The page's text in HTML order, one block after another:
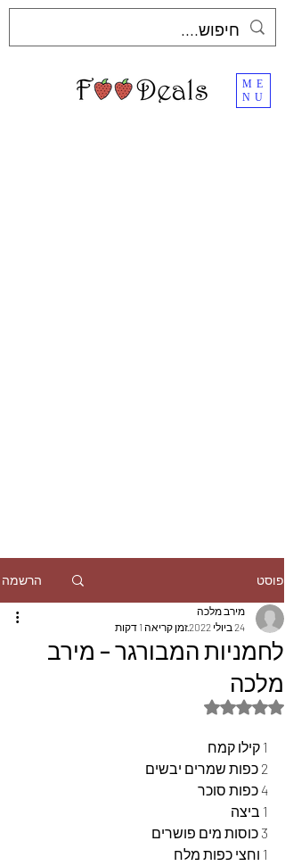
ME
NU
פוסט הרשמה
לחמניות המבורגר – מירב
מלכה
מירב מלכה
24 ביולי 2022
זמן קריאה 1 דקות
דירוג של NaN מתוך 5 כוכבים
1 קילו קמח
2 כפות שמרים יבשים
4 כפות סוכר
1 ביצה
3 כוסות מים פושרים
1 וחצי כפות מלח